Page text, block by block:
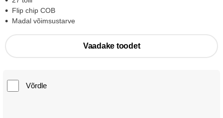
Flip chip COB
Madal võimsustarve
Vaadake toodet
Võrdle